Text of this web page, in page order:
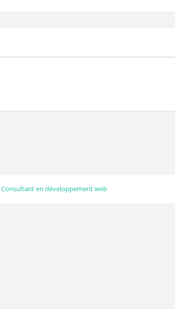
Consultant en développement web